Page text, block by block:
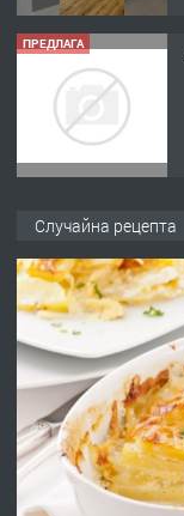
ПРЕДЛАГА
ПРЕДЛАГА
Случайна рецепта